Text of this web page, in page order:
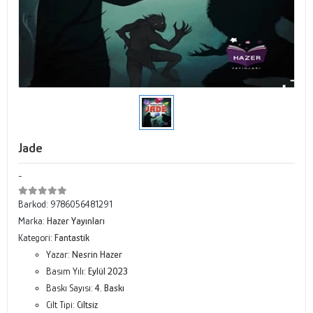
Jade
-
Barkod: 9786056481291
Marka: Hazer Yayınları
Kategori: Fantastik
Yazar: Nesrin Hazer
Basım Yılı: Eylül 2023
Baskı Sayısı:4. Baskı
Cilt Tipi: Ciltsiz